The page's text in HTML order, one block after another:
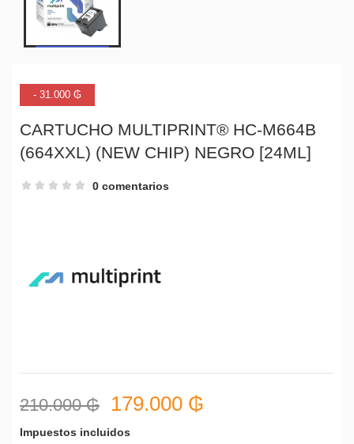
- 31.000 ₲
CARTUCHO MULTIPRINT® HC-M664B
(664XXL) (NEW CHIP) NEGRO [24ML]
0 comentarios
210.000 ₲ 179.000 ₲
Impuestos incluidos